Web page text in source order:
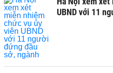
UBND với 11